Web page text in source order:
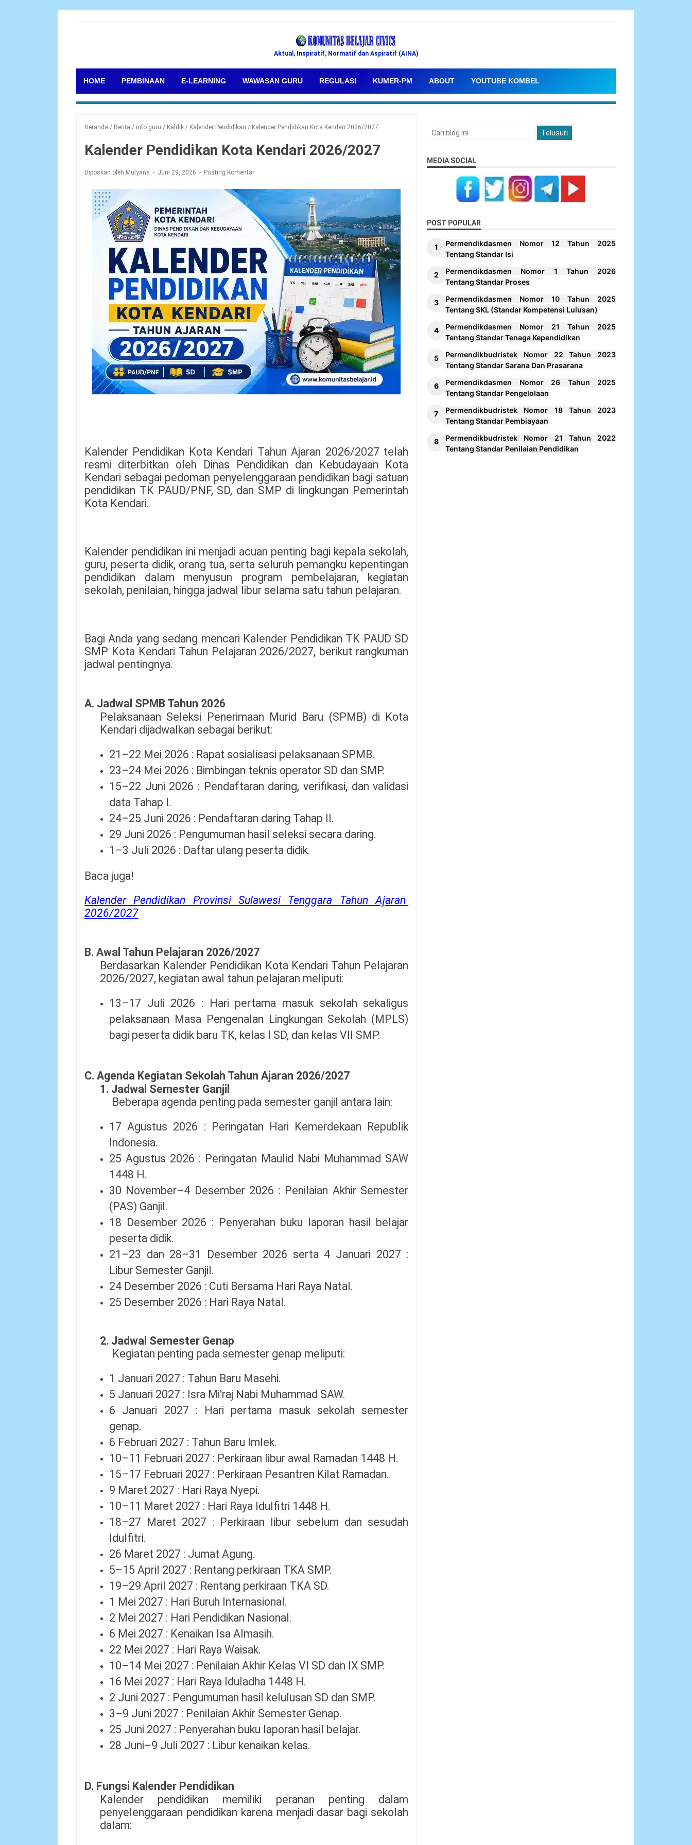
Aktual, Inspiratif, Normatif dan Aspiratif (AINA)
HOME PEMBINAAN E-LEARNING WAWASAN GURU REGULASI KUMER-PM ABOUT YOUTUBE KOMBEL
Beranda / Berita / info guru / Kaldik / Kalender Pendidikan / Kalender Pendidikan Kota Kendari 2026/2027
Kalender Pendidikan Kota Kendari 2026/2027
Diposkan oleh Mulyana Juni 29, 2026 Posting Komentar
Kalender Pendidikan Kota Kendari Tahun Ajaran 2026/2027 telah
resmi diterbitkan oleh Dinas Pendidikan dan Kebudayaan Kota
Kendari sebagai pedoman penyelenggaraan pendidikan bagi satuan
pendidikan TK PAUD/PNF, SD, dan SMP di lingkungan Pemerintah
Kota Kendari.
Kalender pendidikan ini menjadi acuan penting bagi kepala sekolah,
guru, peserta didik, orang tua, serta seluruh pemangku kepentingan
pendidikan dalam menyusun program pembelajaran, kegiatan
sekolah, penilaian, hingga jadwal libur selama satu tahun pelajaran.
Bagi Anda yang sedang mencari Kalender Pendidikan TK PAUD SD
SMP Kota Kendari Tahun Pelajaran 2026/2027, berikut rangkuman
jadwal pentingnya.
A. Jadwal SPMB Tahun 2026
Pelaksanaan Seleksi Penerimaan Murid Baru (SPMB) di Kota
Kendari dijadwalkan sebagai berikut:
21–22 Mei 2026 : Rapat sosialisasi pelaksanaan SPMB.
23–24 Mei 2026 : Bimbingan teknis operator SD dan SMP.
15–22 Juni 2026 : Pendaftaran daring, verifikasi, dan validasi
data Tahap I.
24–25 Juni 2026 : Pendaftaran daring Tahap II.
29 Juni 2026 : Pengumuman hasil seleksi secara daring.
1–3 Juli 2026 : Daftar ulang peserta didik.
Baca juga!
Kalender Pendidikan Provinsi Sulawesi Tenggara Tahun Ajaran
2026/2027
B. Awal Tahun Pelajaran 2026/2027
Berdasarkan Kalender Pendidikan Kota Kendari Tahun Pelajaran
2026/2027, kegiatan awal tahun pelajaran meliputi:
13–17 Juli 2026 : Hari pertama masuk sekolah sekaligus
pelaksanaan Masa Pengenalan Lingkungan Sekolah (MPLS)
bagi peserta didik baru TK, kelas I SD, dan kelas VII SMP.
C. Agenda Kegiatan Sekolah Tahun Ajaran 2026/2027
1. Jadwal Semester Ganjil
Beberapa agenda penting pada semester ganjil antara lain:
17 Agustus 2026 : Peringatan Hari Kemerdekaan Republik
Indonesia.
25 Agustus 2026 : Peringatan Maulid Nabi Muhammad SAW
1448 H.
30 November–4 Desember 2026 : Penilaian Akhir Semester
(PAS) Ganjil.
18 Desember 2026 : Penyerahan buku laporan hasil belajar
peserta didik.
21–23 dan 28–31 Desember 2026 serta 4 Januari 2027 :
Libur Semester Ganjil.
24 Desember 2026 : Cuti Bersama Hari Raya Natal.
25 Desember 2026 : Hari Raya Natal.
2. Jadwal Semester Genap
Kegiatan penting pada semester genap meliputi:
1 Januari 2027 : Tahun Baru Masehi.
5 Januari 2027 : Isra Mi'raj Nabi Muhammad SAW.
6 Januari 2027 : Hari pertama masuk sekolah semester
genap.
6 Februari 2027 : Tahun Baru Imlek.
10–11 Februari 2027 : Perkiraan libur awal Ramadan 1448 H.
15–17 Februari 2027 : Perkiraan Pesantren Kilat Ramadan.
9 Maret 2027 : Hari Raya Nyepi.
10–11 Maret 2027 : Hari Raya Idulfitri 1448 H.
18–27 Maret 2027 : Perkiraan libur sebelum dan sesudah
Idulfitri.
26 Maret 2027 : Jumat Agung.
5–15 April 2027 : Rentang perkiraan TKA SMP.
19–29 April 2027 : Rentang perkiraan TKA SD.
1 Mei 2027 : Hari Buruh Internasional.
2 Mei 2027 : Hari Pendidikan Nasional.
6 Mei 2027 : Kenaikan Isa Almasih.
22 Mei 2027 : Hari Raya Waisak.
10–14 Mei 2027 : Penilaian Akhir Kelas VI SD dan IX SMP.
16 Mei 2027 : Hari Raya Iduladha 1448 H.
2 Juni 2027 : Pengumuman hasil kelulusan SD dan SMP.
3–9 Juni 2027 : Penilaian Akhir Semester Genap.
25 Juni 2027 : Penyerahan buku laporan hasil belajar.
28 Juni–9 Juli 2027 : Libur kenaikan kelas.
D. Fungsi Kalender Pendidikan
Kalender pendidikan memiliki peranan penting dalam
penyelenggaraan pendidikan karena menjadi dasar bagi sekolah
dalam:
MEDIA SOCIAL
POST POPULAR
Permendikdasmen Nomor 12 Tahun 2025
Tentang Standar Isi
Permendikdasmen Nomor 1 Tahun 2026
Tentang Standar Proses
Permendikdasmen Nomor 10 Tahun 2025
Tentang SKL (Standar Kompetensi Lulusan)
Permendikdasmen Nomor 21 Tahun 2025
Tentang Standar Tenaga Kependidikan
Permendikbudristek Nomor 22 Tahun 2023
Tentang Standar Sarana Dan Prasarana
Permendikdasmen Nomor 26 Tahun 2025
Tentang Standar Pengelolaan
Permendikbudristek Nomor 18 Tahun 2023
Tentang Standar Pembiayaan
Permendikbudristek Nomor 21 Tahun 2022
Tentang Standar Penilaian Pendidikan